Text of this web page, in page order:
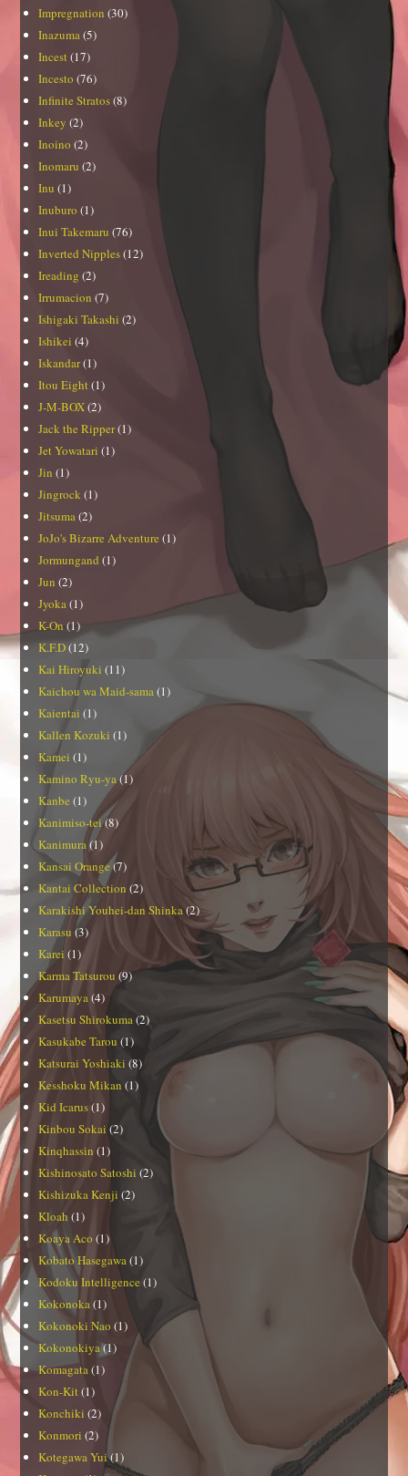
Impregnation (30)
Inazuma(5)
Incest(17)
Incesto (76)
Infinite Stratos(8)
Inkey (2)
Inoino (2)
Inomaru (2)
Inu (1)
Inuburo (1)
Inui Takemaru (76)
Inverted Nipples(12)
Ireading (2)
Irrumacion (7)
Ishigaki Takashi (2)
Ishikei (4)
Iskandar(1)
Itou Eight(1)
J-M-BOX(2)
Jack the Ripper(1)
Jet Yowatari (1)
Jin (1)
Jingrock (1)
Jitsuma(2)
JoJo's Bizarre Adventure (1)
Jormungand (1)
Jun (2)
Jyoka(1)
K-On (1)
K.F.D(12)
Kai Hiroyuki (11)
Kaichou wa Maid-sama(1)
Kaientai (1)
Kallen Kozuki (1)
Kamei (1)
Kamino Ryu-ya(1)
Kanbe (1)
Kanimiso-tei(8)
Kanimura(1)
Kansai Orange(7)
Kantai Collection (2)
Karakishi Youhei-dan Shinka(2)
Karasu (3)
Karei (1)
Karma Tatsurou (9)
Karumaya(4)
Kasetsu Shirokuma(2)
Kasukabe Tarou (1)
Katsurai Yoshiaki (8)
Kesshoku Mikan (1)
Kid Icarus(1)
Kinbou Sokai (2)
Kinqhassin (1)
Kishinosato Satoshi (2)
Kishizuka Kenji (2)
Kloah(1)
Koaya Aco (1)
Kobato Hasegawa(1)
Kodoku Intelligence(1)
Kokonoka(1)
Kokonoki Nao (1)
Kokonokiya(1)
Komagata(1)
Kon-Kit (1)
Konchiki (2)
Konmori (2)
Kotegawa Yui(1)